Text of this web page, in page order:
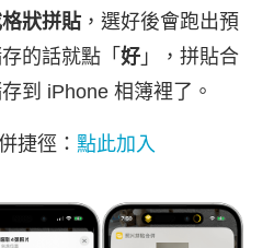
狀拼貼 ，選好後會跑出預
的話就點「 好 」，拼貼合
到 iPhone 相簿裡了。
捷徑： 點此加入